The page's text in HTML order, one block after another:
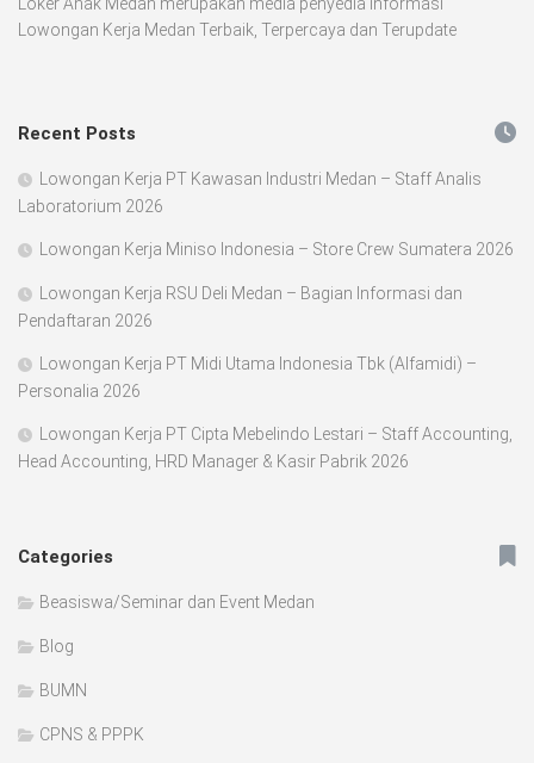
Lowongan Kerja Medan Terbaik, Terpercaya dan Terupdate
Recent Posts
Lowongan Kerja PT Kawasan Industri Medan – Staff Analis
Laboratorium 2026
Lowongan Kerja Miniso Indonesia – Store Crew Sumatera 2026
Lowongan Kerja RSU Deli Medan – Bagian Informasi dan
Pendaftaran 2026
Lowongan Kerja PT Midi Utama Indonesia Tbk (Alfamidi) –
Personalia 2026
Lowongan Kerja PT Cipta Mebelindo Lestari – Staff Accounting,
Head Accounting, HRD Manager & Kasir Pabrik 2026
Categories
Beasiswa/Seminar dan Event Medan
Blog
BUMN
CPNS & PPPK